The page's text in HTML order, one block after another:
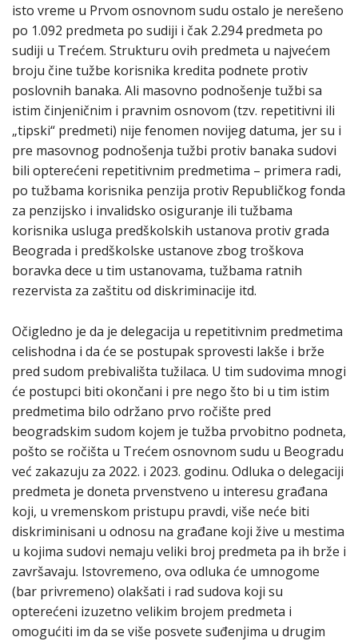
isto vreme u Prvom osnovnom sudu ostalo je nerešeno
po 1.092 predmeta po sudiji i čak 2.294 predmeta po
sudiji u Trećem. Strukturu ovih predmeta u najvećem
broju čine tužbe korisnika kredita podnete protiv
poslovnih banaka. Ali masovno podnošenje tužbi sa
istim činjeničnim i pravnim osnovom (tzv. repetitivni ili
„tipski“ predmeti) nije fenomen novijeg datuma, jer su i
pre masovnog podnošenja tužbi protiv banaka sudovi
bili opterećeni repetitivnim predmetima – primera radi,
po tužbama korisnika penzija protiv Republičkog fonda
za penzijsko i invalidsko osiguranje ili tužbama
korisnika usluga predškolskih ustanova protiv grada
Beograda i predškolske ustanove zbog troškova
boravka dece u tim ustanovama, tužbama ratnih
rezervista za zaštitu od diskriminacije itd.
Očigledno je da je delegacija u repetitivnim predmetima
celishodna i da će se postupak sprovesti lakše i brže
pred sudom prebivališta tužilaca. U tim sudovima mnogi
će postupci biti okončani i pre nego što bi u tim istim
predmetima bilo održano prvo ročište pred
beogradskim sudom kojem je tužba prvobitno podneta,
pošto se ročišta u Trećem osnovnom sudu u Beogradu
već zakazuju za 2022. i 2023. godinu. Odluka o delegaciji
predmeta je doneta prvenstveno u interesu građana
koji, u vremenskom pristupu pravdi, više neće biti
diskriminisani u odnosu na građane koji žive u mestima
u kojima sudovi nemaju veliki broj predmeta pa ih brže i
završavaju. Istovremeno, ova odluka će umnogome
(bar privremeno) olakšati i rad sudova koji su
opterećeni izuzetno velikim brojem predmeta i
omogućiti im da se više posvete suđenjima u drugim